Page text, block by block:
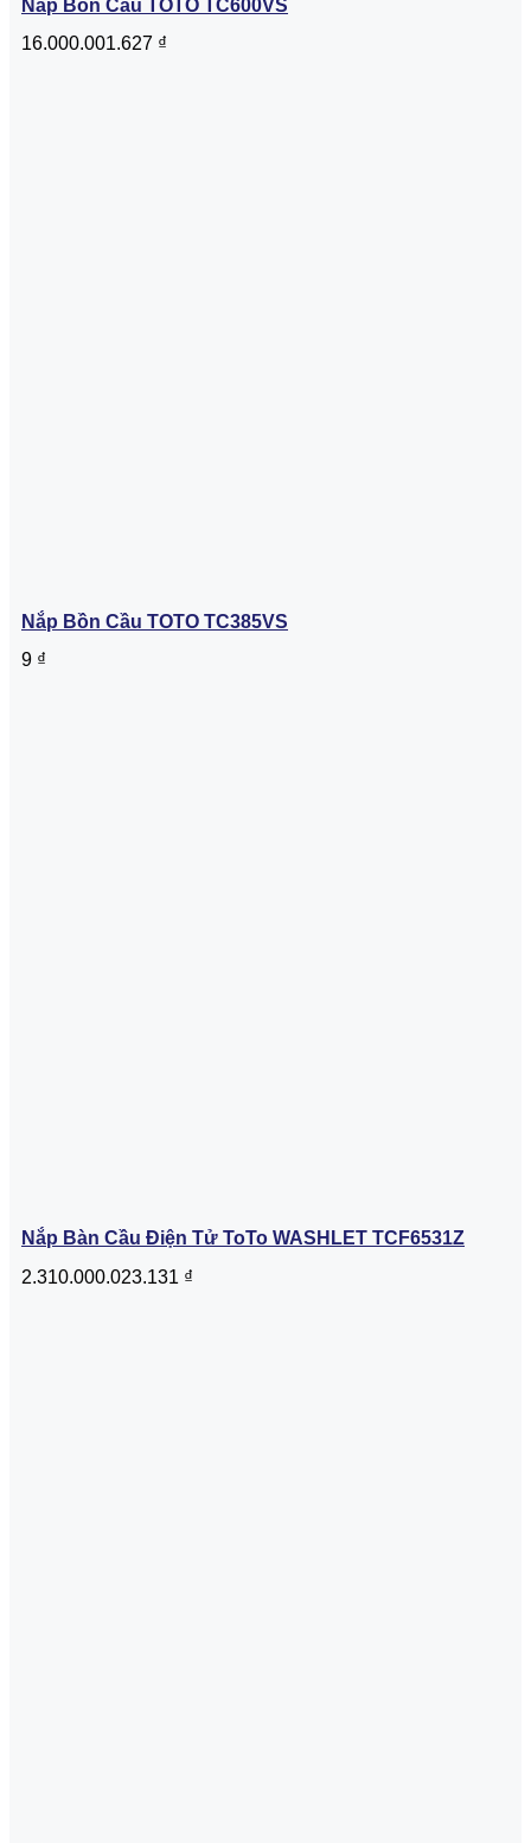
Nắp Bồn Cầu TOTO TC600VS
16.000.001.627 ₫
Nắp Bồn Cầu TOTO TC385VS
9 ₫
Nắp Bàn Cầu Điện Tử ToTo WASHLET TCF6531Z
2.310.000.023.131 ₫